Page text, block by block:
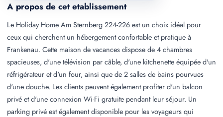
A propos de cet etablissement
Le Holiday Home Am Sternberg 224-226 est un choix idéal pour
ceux qui cherchent un hébergement confortable et pratique à
Frankenau. Cette maison de vacances dispose de 4 chambres
spacieuses, d'une télévision par câble, d'une kitchenette équipée d'un
réfrigérateur et d'un four, ainsi que de 2 salles de bains pourvues
d'une douche. Les clients peuvent également profiter d'un balcon
privé et d'une connexion Wi-Fi gratuite pendant leur séjour. Un
parking privé est également disponible pour les voyageurs qui